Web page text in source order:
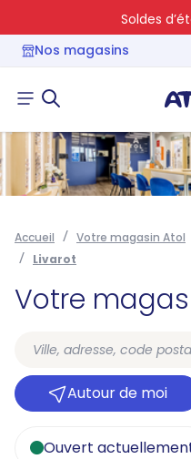
Soldes
Nos magasins
Accueil Votre magasin Atol
Livarot
Votre
Autour de moi
Ouvert